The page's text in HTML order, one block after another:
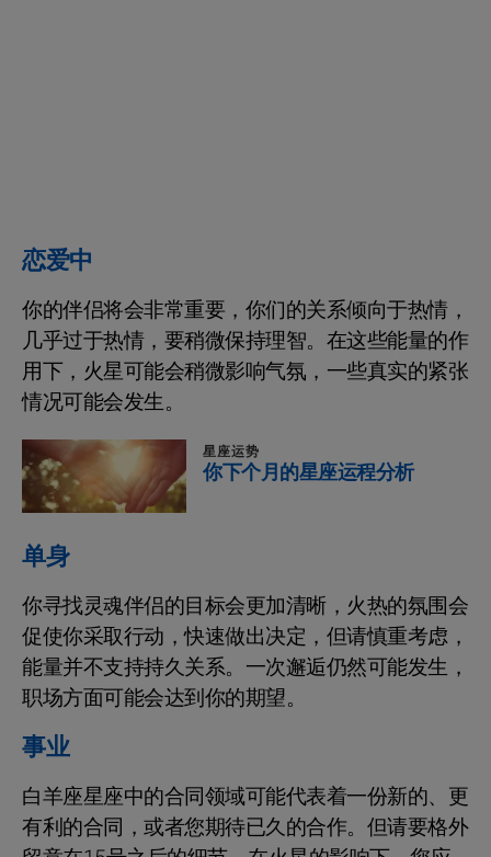
恋爱中
你的伴侣将会非常重要，你们的关系倾向于热情，
几乎过于热情，要稍微保持理智。在这些能量的作
用下，火星可能会稍微影响气氛，一些真实的紧张
情况可能会发生。
星座运势
你下个月的星座运程分析
单身
你寻找灵魂伴侣的目标会更加清晰，火热的氛围会
促使你采取行动，快速做出决定，但请慎重考虑，
能量并不支持持久关系。一次邂逅仍然可能发生，
职场方面可能会达到你的期望。
事业
白羊座星座中的合同领域可能代表着一份新的、更
有利的合同，或者您期待已久的合作。但请要格外